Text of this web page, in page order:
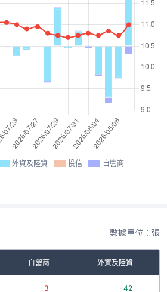
外資及陸資 投信 自營商
數據單位：張
自營商 外資及陸資
3 -42